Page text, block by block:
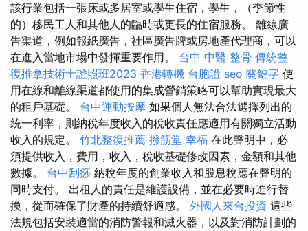
該行業包括一張床或多居室或學生住宿，學生，（季節性
的）移民工人和其他人的臨時或更長的住宿服務。 離線廣
告渠道，例如報紙廣告，社區廣告牌或房地產代理商，可以
在進入當地市場中發揮重要作用。 台中 中醫 整骨 傳統整
復推拿技術士證照班2023 香港轉機 台胞證 seo 關鍵字 使
用在線和離線渠道都使用的集成營銷策略可以幫助實現最大
的租戶基礎。 台中運動按摩 如果個人無法合法選擇列出的
統一利率，則納稅年度收入的稅收責任應適用有關獨立活動
收入的規定。 竹北整復推薦 撥筋堂 幸福 在此聲明中，必
須提供收入，費用，收入，稅收基礎修改因素，金額和其他
數據。 台中刮痧 納稅年度的創業收入和股息稅應在聲明的
同時支付。 出租人的責任是維護設備，並在必要時進行替
換，從而確保了財產的持續舒適感。 外國人來台投資 這些
法規包括安裝適當的消防警報和滅火​​器，以及對消防計劃的